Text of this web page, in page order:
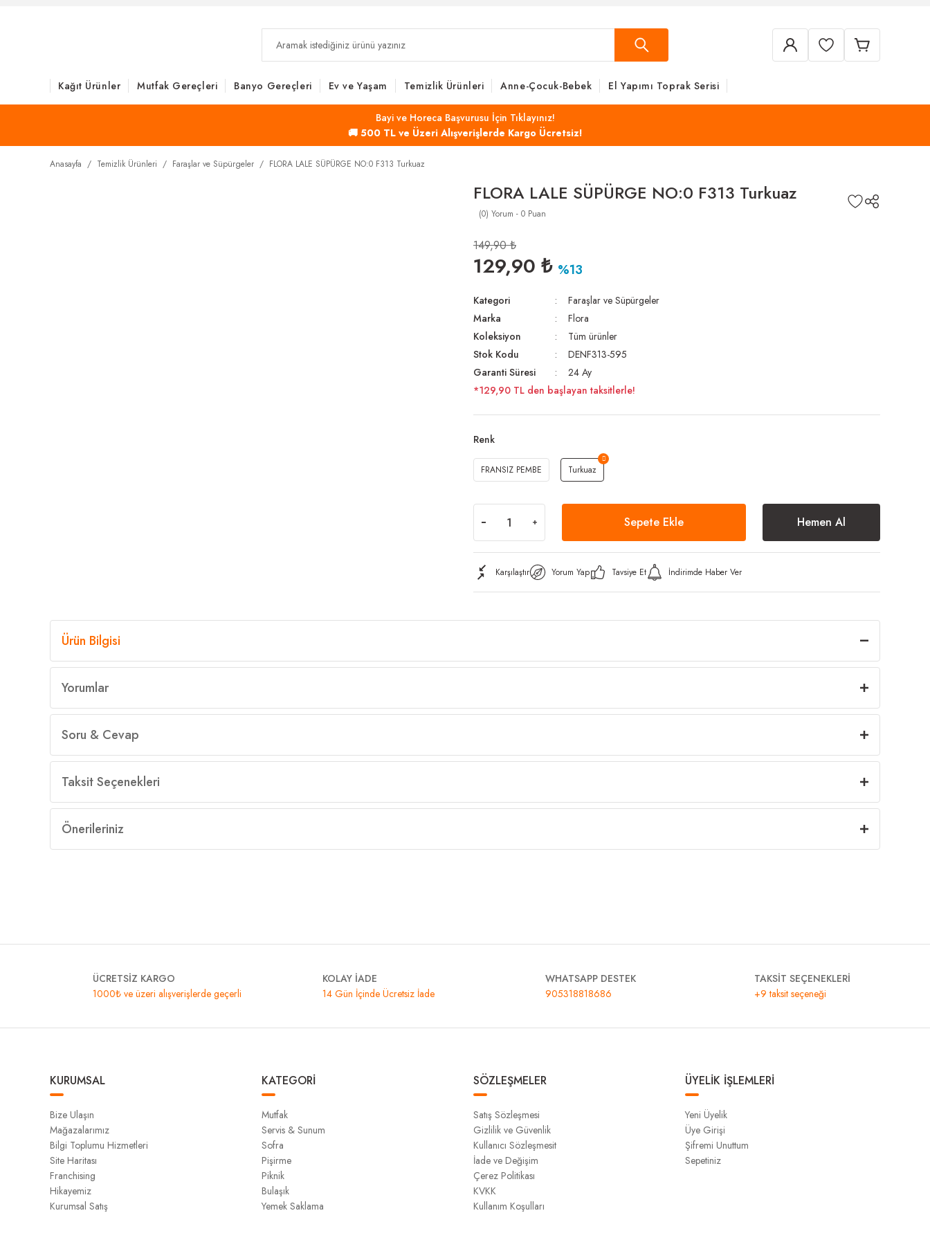
Kağıt Ürünler Mutfak Gereçleri Banyo Gereçleri Ev ve Yaşam Temizlik Ürünleri Anne-Çocuk-Bebek El Yapımı Toprak Serisi
Bayi ve Horeca Başvurusu İçin Tıklayınız!
🚚 500 TL ve Üzeri Alışverişlerde Kargo Ücretsiz!
Anasayfa Temizlik Ürünleri Faraşlar ve Süpürgeler FLORA LALE SÜPÜRGE NO:0 F313 Turkuaz
FLORA LALE SÜPÜRGE NO:0 F313 Turkuaz
(0) Yorum - 0 Puan
149,90 ₺
129,90 ₺ %13
Kategori
Faraşlar ve Süpürgeler
Marka
Flora
Koleksiyon
Tüm ürünler
Stok Kodu
DENF313-595
Garanti Süresi
24 Ay
*129,90 TL den başlayan taksitlerle!
Renk
FRANSIZ PEMBE Turkuaz
Sepete Ekle Hemen Al
Karşılaştır Yorum Yap Tavsiye Et İndirimde Haber Ver
Ürün Bilgisi
Yorumlar
Soru & Cevap
Taksit Seçenekleri
Önerileriniz
ÜCRETSİZ KARGO
1000₺ ve üzeri alışverişlerde geçerli
KOLAY İADE
14 Gün İçinde Ücretsiz İade
WHATSAPP DESTEK
905318818686
TAKSİT SEÇENEKLERİ
+9 taksit seçeneği
KURUMSAL
Bize Ulaşın
Mağazalarımız
Bilgi Toplumu Hizmetleri
Site Haritası
Franchising
Hikayemiz
Kurumsal Satış
KATEGORİ
Mutfak
Servis & Sunum
Sofra
Pişirme
Piknik
Bulaşık
Yemek Saklama
SÖZLEŞMELER
Satış Sözleşmesi
Gizlilik ve Güvenlik
Kullanıcı Sözleşmesit
İade ve Değişim
Çerez Politikası
KVKK
Kullanım Koşulları
ÜYELİK İŞLEMLERİ
Yeni Üyelik
Üye Girişi
Şifremi Unuttum
Sepetiniz